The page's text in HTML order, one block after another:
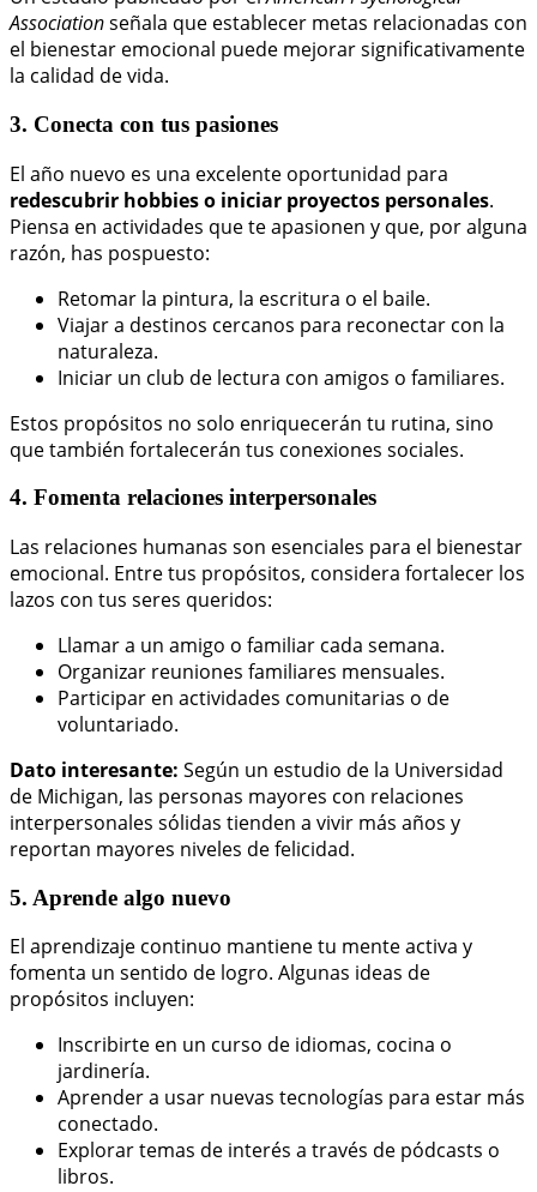
Associationseñala que establecer metas relacionadas con
el bienestar emocional puede mejorar significativamente
la calidad de vida.
3. Conecta con tus pasiones
El año nuevo es una excelente oportunidad para
redescubrir hobbies o iniciar proyectos personales.
Piensa en actividades que te apasionen y que, por alguna
razón, has pospuesto:
Retomar la pintura, la escritura o el baile.
Viajar a destinos cercanos para reconectar con la
naturaleza.
Iniciar un club de lectura con amigos o familiares.
Estos propósitos no solo enriquecerán tu rutina, sino
que también fortalecerán tus conexiones sociales.
4. Fomenta relaciones interpersonales
Las relaciones humanas son esenciales para el bienestar
emocional. Entre tus propósitos, considera fortalecer los
lazos con tus seres queridos:
Llamar a un amigo o familiar cada semana.
Organizar reuniones familiares mensuales.
Participar en actividades comunitarias o de
voluntariado.
Dato interesante: Según un estudio de la Universidad
de Michigan, las personas mayores con relaciones
interpersonales sólidas tienden a vivir más años y
reportan mayores niveles de felicidad.
5. Aprende algo nuevo
El aprendizaje continuo mantiene tu mente activa y
fomenta un sentido de logro. Algunas ideas de
propósitos incluyen:
Inscribirte en un curso de idiomas, cocina o
jardinería.
Aprender a usar nuevas tecnologías para estar más
conectado.
Explorar temas de interés a través de pódcasts o
libros.